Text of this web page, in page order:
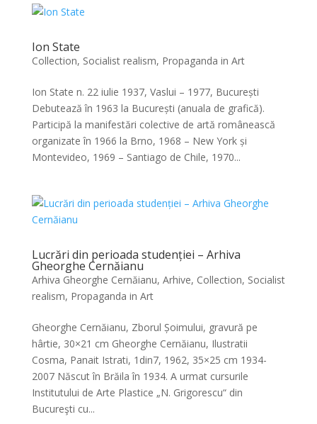
Ion State
Collection, Socialist realism, Propaganda in Art
Ion State n. 22 iulie 1937, Vaslui – 1977, București
Debutează în 1963 la București (anuala de grafică).
Participă la manifestări colective de artă românească
organizate în 1966 la Brno, 1968 – New York și
Montevideo, 1969 – Santiago de Chile, 1970...
Lucrări din perioada studenției – Arhiva
Gheorghe Cernăianu
Arhiva Gheorghe Cernăianu, Arhive, Collection, Socialist
realism, Propaganda in Art
Gheorghe Cernăianu, Zborul Șoimului, gravură pe
hârtie, 30×21 cm Gheorghe Cernăianu, Ilustratii
Cosma, Panait Istrati, 1din7, 1962, 35×25 cm 1934-
2007 Născut în Brăila în 1934. A urmat cursurile
Institutului de Arte Plastice „N. Grigorescu“ din
Bucureşti cu...